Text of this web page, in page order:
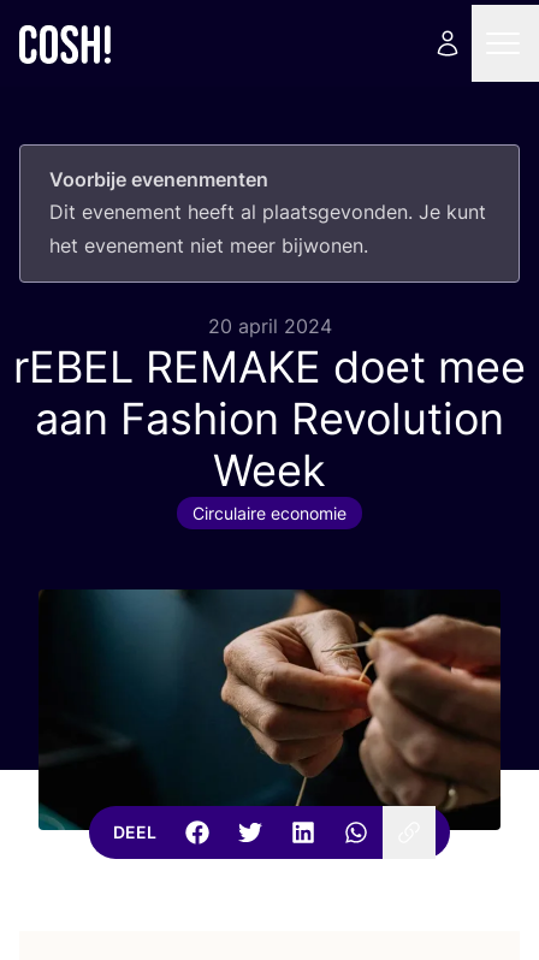
Voorbije evenenmenten
Dit eve­ne­ment heeft al plaats­ge­von­den. Je kunt
het eve­ne­ment niet meer bijwonen.
20 april 2024
rEBEL REMAKE doet mee
aan Fashion Revolution
Week
Circulaire economie
DEEL